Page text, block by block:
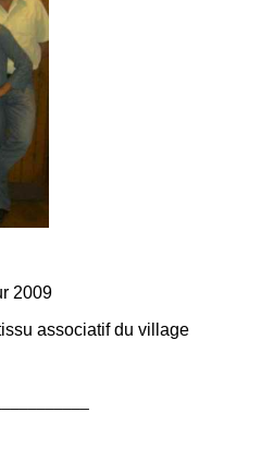
2009
associatif du village